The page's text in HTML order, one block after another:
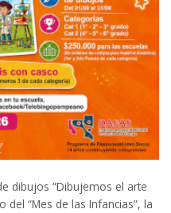
dibujos “Dibujemos el arte
del “Mes de las Infancias”, la